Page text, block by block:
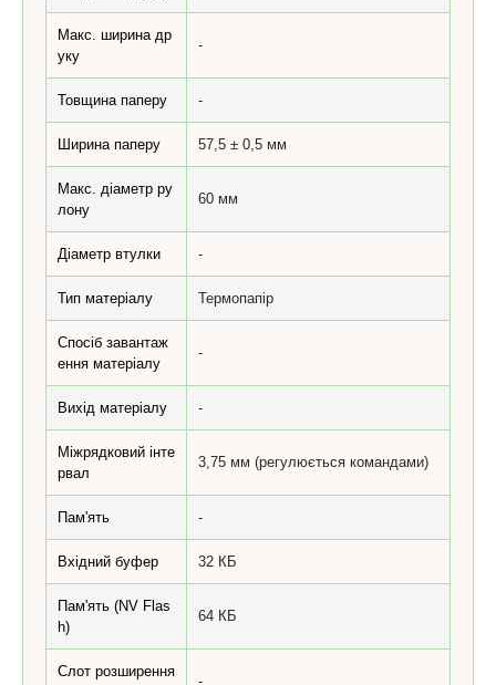
Макс. ширина др
уку
-
Товщина паперу -
Ширина паперу 57,5 ± 0,5 мм
Макс. діаметр ру
лону
60 мм
Діаметр втулки -
Тип матеріалу Термопапір
Спосіб завантаж
ення матеріалу
-
Вихід матеріалу -
Міжрядковий інте
рвал
3,75 мм (регулюється командами)
Пам'ять -
Вхідний буфер 32 КБ
Пам'ять (NV Flas
h)
64 КБ
Слот розширення
-